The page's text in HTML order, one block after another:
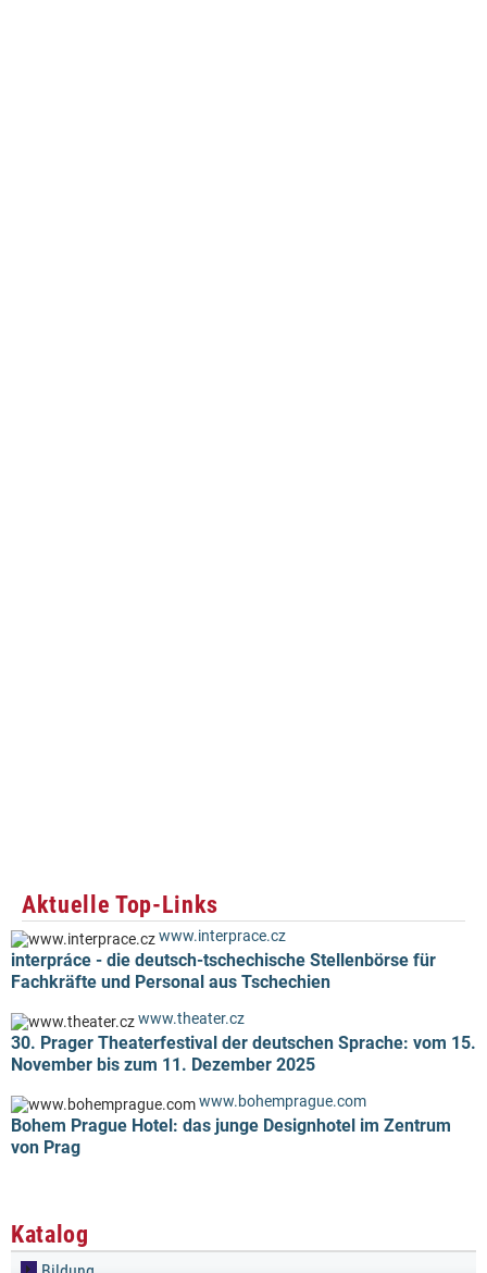
Aktuelle Top-Links
www.interprace.cz
interpráce - die deutsch-tschechische Stellenbörse für
Fachkräfte und Personal aus Tschechien
www.theater.cz
30. Prager Theaterfestival der deutschen Sprache: vom 15.
November bis zum 11. Dezember 2025
www.bohemprague.com
Bohem Prague Hotel: das junge Designhotel im Zentrum
von Prag
Katalog